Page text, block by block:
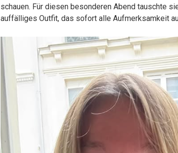
schauen. Für diesen besonderen Abend tauschte
auffälliges Outfit, das sofort alle Aufmerksamkeit